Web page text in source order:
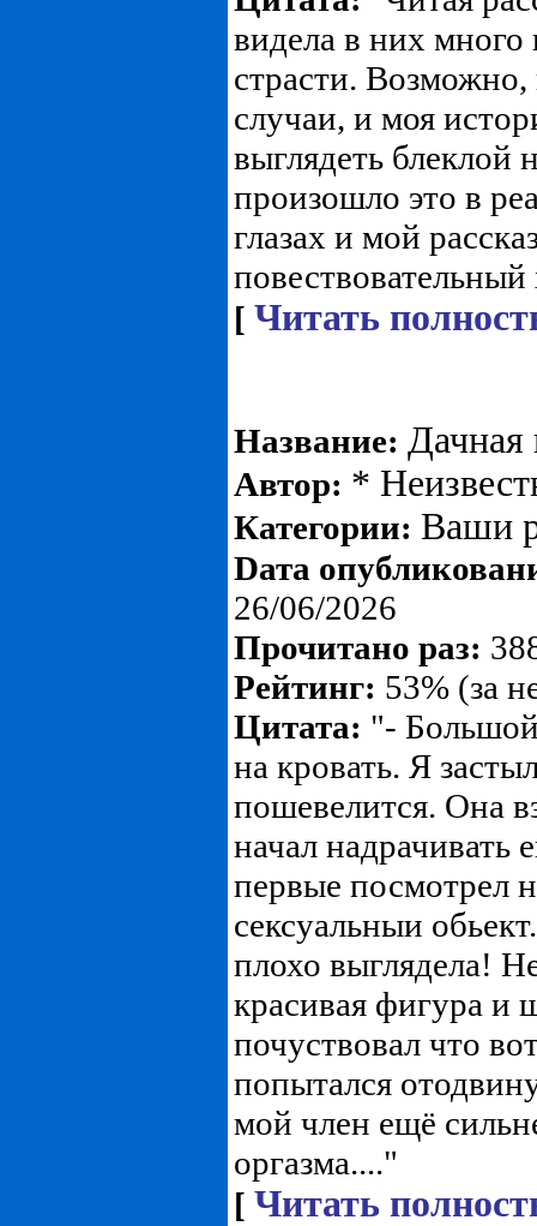
видела в них много
страсти.
случаи, и моя
выглядеть блеклой
произошло это в
глазах и мой
повествовательный
[ Читать
Название: Дачная
Автор: *
Категории: Ваши
Dата
26/06/2026
Прочитано раз:
Рейтинг: 53% (за
Цитата: "-
на кровать. Я
пошевелится. Она
начал надрачивать
первые посмотрел
сексуальныи
плохо выглядела!
красивая фигура и
почуствовал что
попытался
мой член ещё
оргазма...."
[ Читать